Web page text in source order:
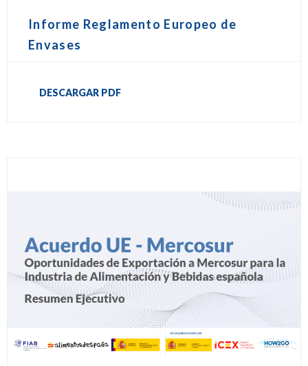
Informe Reglamento Europeo de
Envases
DESCARGAR PDF